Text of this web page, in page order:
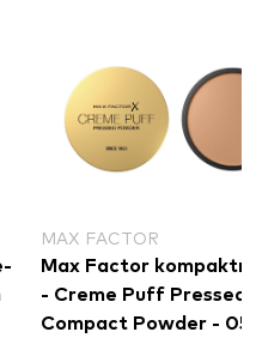
MAX FACTOR
Max Factor
- Creme Puff Pressed
Compact Powder - 05